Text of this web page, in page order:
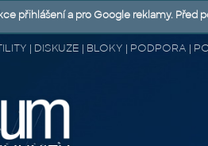
| DISKUZE | BLOKY | PODPORA |
přihlášení a pro Google reklamy.